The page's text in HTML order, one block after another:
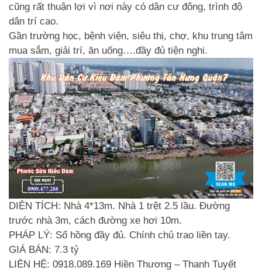
cũng rất thuận lợi vì nơi này có dân cư đông, trình độ
dân trí cao.
Gần trường học, bệnh viện, siêu thị, chợ, khu trung tâm
mua sắm, giải trí, ăn uống….đầy đủ tiện nghi.
DIỆN TÍCH: Nhà 4*13m. Nhà 1 trệt 2.5 lầu. Đường
trước nhà 3m, cách đường xe hơi 10m.
PHÁP LÝ: Sổ hồng đầy đủ. Chính chủ trao liền tay.
GIÁ BÁN: 7.3 tỷ
LIÊN HỆ: 0918.089.169 Hiền Thương – Thanh Tuyết